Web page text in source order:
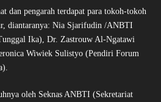
dan pengarah terdapat para tokoh-tokoh
diantaranya: Nia Sjarifudin /ANBTI
Ika), Dr. Zastrouw Al-Ngatawi
Wiwiek Sulistyo (Pendiri Forum
oleh Seknas ANBTI (Sekretariat